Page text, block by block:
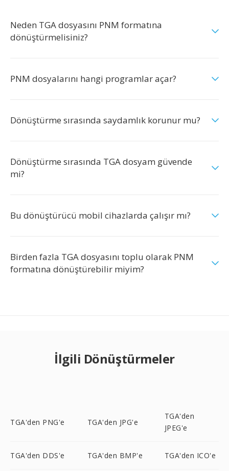
Neden TGA dosyasını PNM formatına
dönüştürmelisiniz?
PNM dosyalarını hangi programlar açar?
Dönüştürme sırasında saydamlık korunur mu?
Dönüştürme sırasında TGA dosyam güvende
mi?
Bu dönüştürücü mobil cihazlarda çalışır mı?
Birden fazla TGA dosyasını toplu olarak PNM
formatına dönüştürebilir miyim?
İlgili Dönüştürmeler
TGA'den PNG'e TGA'den JPG'e
TGA'den
JPEG'e
TGA'den DDS'e TGA'den BMP'e TGA'den ICO'e